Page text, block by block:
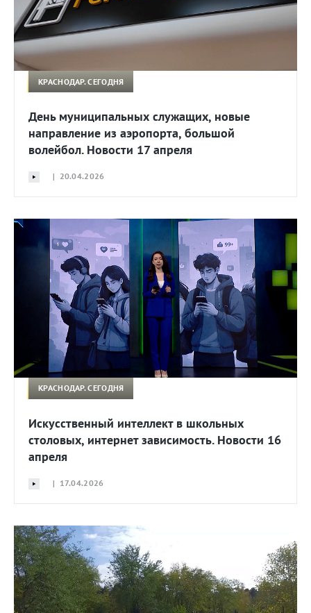
КРАСНОДАР. СЕГОДНЯ
День муниципальных служащих, новые
направление из аэропорта, большой
волейбол. Новости 17 апреля
| 20.04.2026
КРАСНОДАР. СЕГОДНЯ
Искусственный интеллект в школьных
столовых, интернет зависимость. Новости 16
апреля
| 17.04.2026